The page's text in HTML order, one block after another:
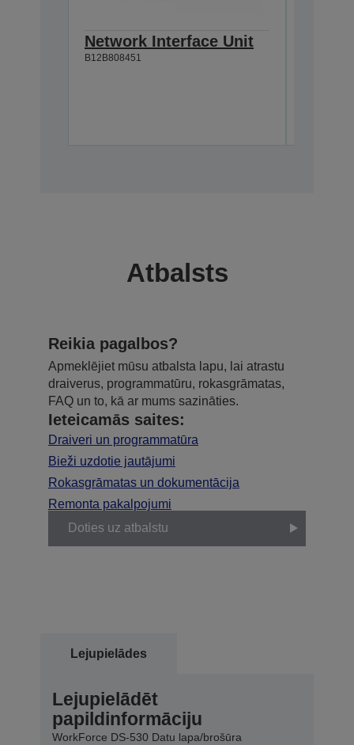
Network Interface Unit
B12B808451
Atbalsts
Reikia pagalbos?
Apmeklējiet mūsu atbalsta lapu, lai atrastu
draiverus, programmatūru, rokasgrāmatas,
FAQ un to, kā ar mums sazināties.
Ieteicamās saites:
Draiveri un programmatūra
Bieži uzdotie jautājumi
Rokasgrāmatas un dokumentācija
Remonta pakalpojumi
Doties uz atbalstu
Lejupielādes
Lejupielādēt
papildinformāciju
WorkForce DS-530 Datu lapa/brošūra